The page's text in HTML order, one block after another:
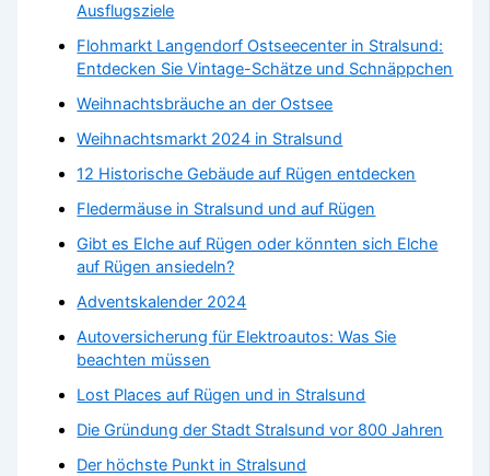
Ausflugsziele
Flohmarkt Langendorf Ostseecenter in Stralsund:
Entdecken Sie Vintage-Schätze und Schnäppchen
Weihnachtsbräuche an der Ostsee
Weihnachtsmarkt 2024 in Stralsund
12 Historische Gebäude auf Rügen entdecken
Fledermäuse in Stralsund und auf Rügen
Gibt es Elche auf Rügen oder könnten sich Elche
auf Rügen ansiedeln?
Adventskalender 2024
Autoversicherung für Elektroautos: Was Sie
beachten müssen
Lost Places auf Rügen und in Stralsund
Die Gründung der Stadt Stralsund vor 800 Jahren
Der höchste Punkt in Stralsund